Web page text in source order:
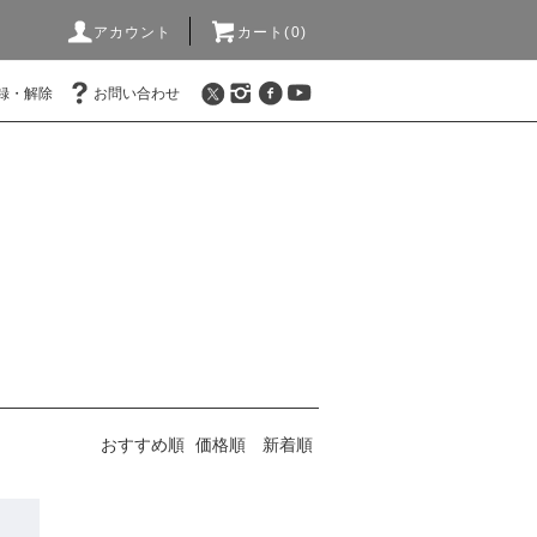
アカウント カート(0)
・解除 お問い合わせ
おすすめ順 価格順 新着順